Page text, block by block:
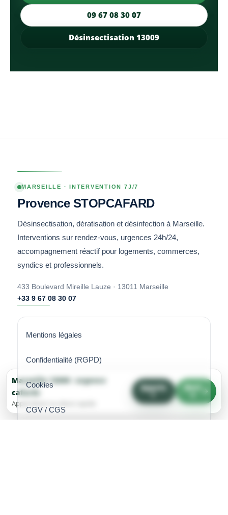
09 67 08 30 07
Désinsectisation 13009
Marseille 13009 : urgence
cafards
Appel direct ou devis rapide
Appele
r s
MARSEILLE · INTERVENTION 7J/7
Provence STOPCAFARD
Désinsectisation, dératisation et désinfection à Marseille.
Interventions sur rendez-vous, urgences 24h/24,
accompagnement réactif pour logements, commerces,
syndics et professionnels.
433 Boulevard Mireille Lauze · 13011 Marseille
+33 9 67 08 30 07
Mentions légales
Confidentialité (RGPD)
Cookies
CGV / CGS